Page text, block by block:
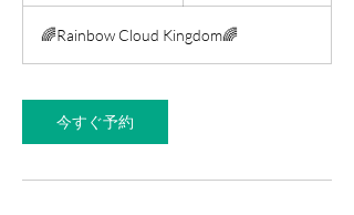
0
分
🌈Rainbow Cloud Kingdom🌈
今すぐ予約